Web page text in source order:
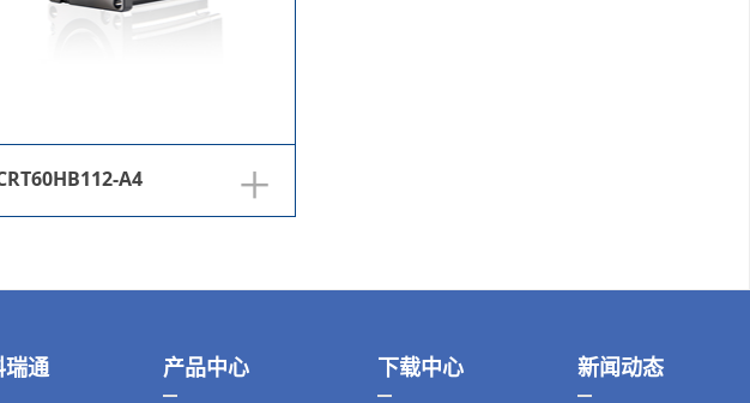
+
A4
瑞通 产品中心 下载中心 新闻动态